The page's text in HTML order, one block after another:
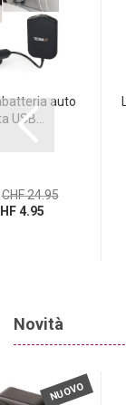
auto
USB...
CHF 24.95
4.95
Novità
NUOVO